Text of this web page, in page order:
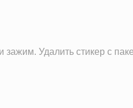
Удалить стикер с